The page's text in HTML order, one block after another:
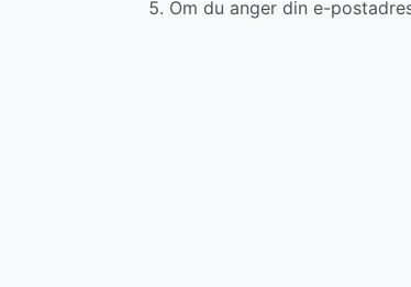
Om du anger din e-